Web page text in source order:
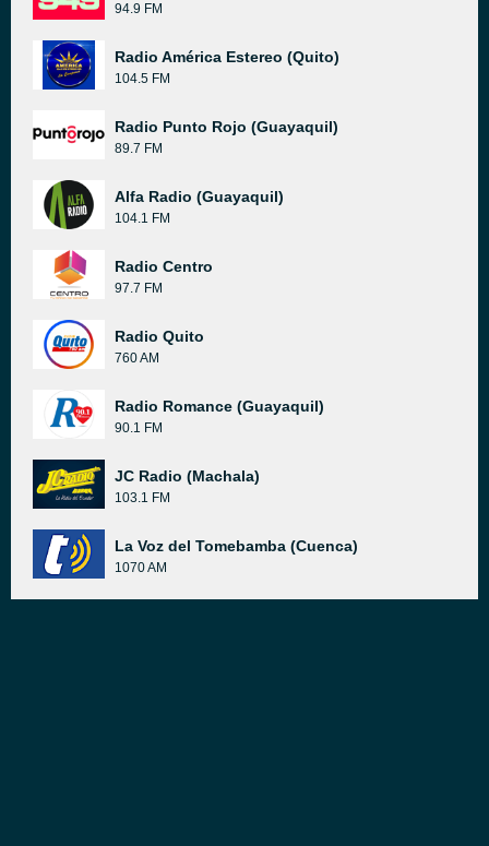
94.9 FM
Radio América Estereo (Quito)
104.5 FM
Radio Punto Rojo (Guayaquil)
89.7 FM
Alfa Radio (Guayaquil)
104.1 FM
Radio Centro
97.7 FM
Radio Quito
760 AM
Radio Romance (Guayaquil)
90.1 FM
JC Radio (Machala)
103.1 FM
La Voz del Tomebamba (Cuenca)
1070 AM